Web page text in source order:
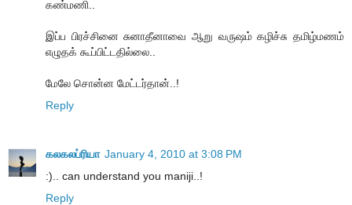
கண்மணி..
இப்ப பிரச்சினை சுனாதீனாவை ஆறு வருஷம் கழிச்சு தமிழ்மணம்
எழுதக் கூப்பிட்டதில்லை..
மேலே சொன்ன மேட்டர்தான்..!
Reply
கலகலப்ரியா January 4, 2010 at 3:08 PM
:).. can understand you maniji..!
Reply